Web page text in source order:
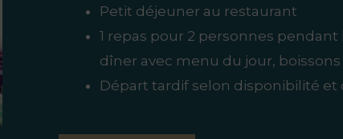
Petit déjeuner au restaurant
1 repas pour 2 personnes
dîner avec menu du jour,
Départ tardif selon disponibilité et